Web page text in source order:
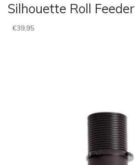
Silhouette Roll Feeder
€39,95